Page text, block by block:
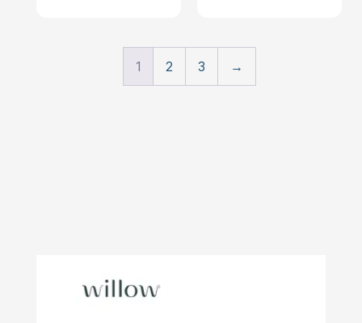
1 2 3 →